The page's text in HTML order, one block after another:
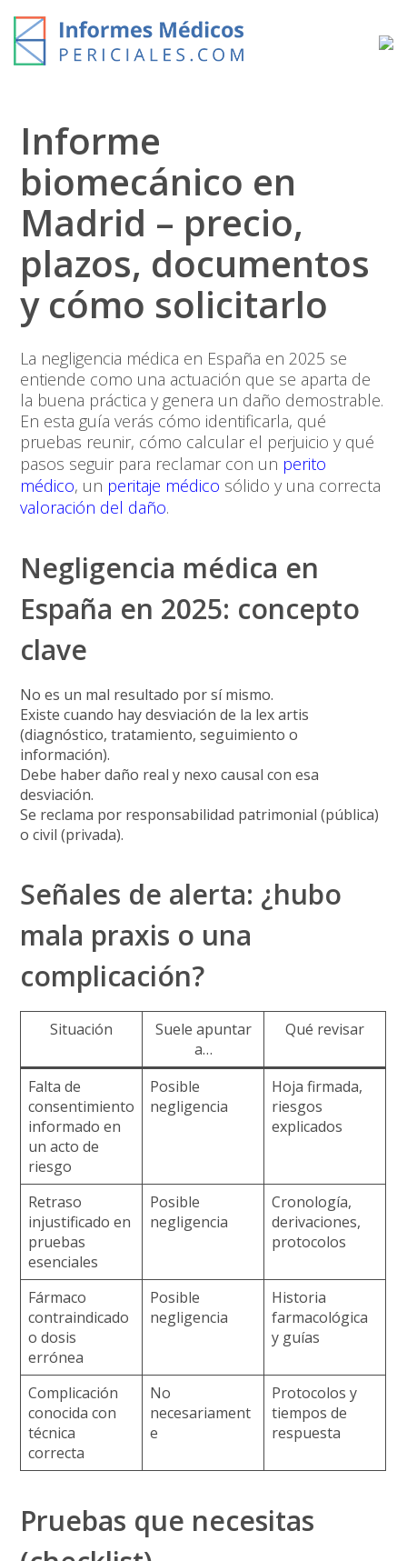
content
Informe
biomecánico en
Madrid – precio,
plazos, documentos
y cómo solicitarlo
La negligencia médica en España en 2025 se
entiende como una actuación que se aparta de
la buena práctica y genera un daño demostrable.
En esta guía verás cómo identificarla, qué
pruebas reunir, cómo calcular el perjuicio y qué
pasos seguir para reclamar con un perito
médico, un peritaje médico sólido y una correcta
valoración del daño.
Negligencia médica en
España en 2025: concepto
clave
No es un mal resultado por sí mismo.
Existe cuando haydesviación de la lex artis
(diagnóstico, tratamiento, seguimiento o
información).
Debe haberdaño real y nexo causal con esa
desviación.
Se reclama por responsabilidad patrimonial (pública)
ocivil (privada).
Señales de alerta: ¿hubo
mala praxis o una
complicación?
Situación
Suele apuntar
a…
Qué revisar
Falta de
consentimiento
informado en
un acto de
riesgo
Posible
negligencia
Hoja firmada,
riesgos
explicados
Retraso
injustificado en
pruebas
esenciales
Posible
negligencia
Cronología,
derivaciones,
protocolos
Fármaco
contraindicado
o dosis
errónea
Posible
negligencia
Historia
farmacológica
y guías
Complicación
conocida con
técnica
correcta
No
necesariament
e
Protocolos y
tiempos de
respuesta
Pruebas que necesitas